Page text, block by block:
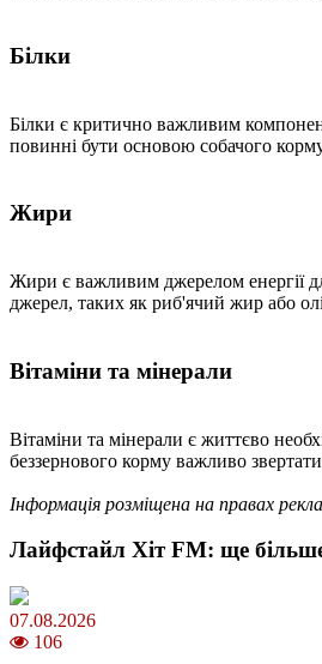
Білки
Білки є критично важливим
повинні бути основою собачого
Жири
Жири є важливим джерелом енергії
джерел, таких як риб'ячий жир або
Вітаміни та мінерали
Вітаміни та мінерали є життєво
беззернового корму важливо
Інформація розміщена на правах
Лайфстайл Хіт FM: ще
07.08.2026
106